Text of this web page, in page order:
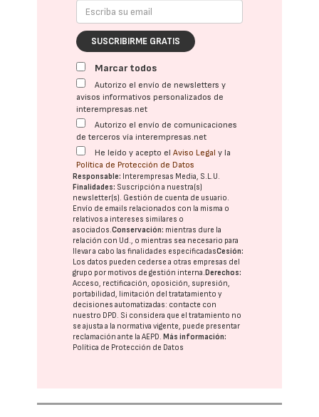
SUSCRIBIRME GRATIS
Marcar todos
Autorizo el envío de newsletters y
avisos informativos personalizados de
interempresas.net
Autorizo el envío de comunicaciones
de terceros vía interempresas.net
He leído y acepto elAviso Legal y la
Política de Protección de Datos
Responsable: Interempresas Media, S.L.U.
Finalidades: Suscripción a nuestra(s)
newsletter(s). Gestión de cuenta de usuario.
Envío de emails relacionados con la misma o
relativos a intereses similares o
asociados.Conservación: mientras dure la
relación con Ud., o mientras sea necesario para
llevar a cabo las finalidades especificadasCesión:
Los datos pueden cederse a otras empresas del
grupo por motivos de gestión interna. Derechos:
Acceso, rectificación, oposición, supresión,
portabilidad, limitación del tratatamiento y
decisiones automatizadas: contacte con
nuestro DPD. Si considera que el tratamiento no
se ajusta a la normativa vigente, puede presentar
reclamación ante laAEPD. Más información:
Política de Protección de Datos